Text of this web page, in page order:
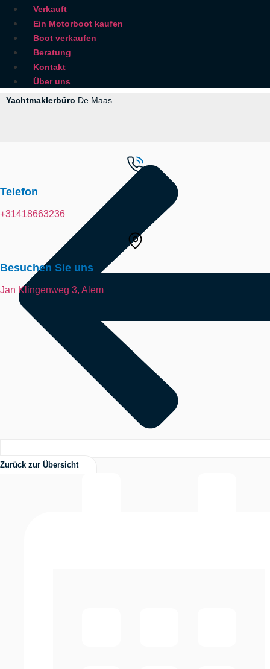
Verkauft
Ein Motorboot kaufen
Boot verkaufen
Beratung
Kontakt
Über uns
Yachtmaklerbüro De Maas
Telefon
+31418663236
Besuchen Sie uns
Jan Klingenweg 3, Alem
Zurück zur Übersicht